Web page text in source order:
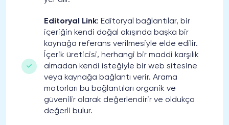
Editoryal Link: Editoryal bağlantılar, bir
içeriğin kendi doğal akışında başka bir
kaynağa referans verilmesiyle elde edilir.
İçerik üreticisi, herhangi bir maddi karşılık
almadan kendi isteğiyle bir web sitesine
veya kaynağa bağlantı verir. Arama
motorları bu bağlantıları organik ve
güvenilir olarak değerlendirir ve oldukça
değerli bulur.